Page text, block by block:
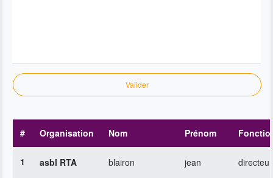
Valider
# Organisation Nom Prénom
1 asbl RTA blairon jean directeur